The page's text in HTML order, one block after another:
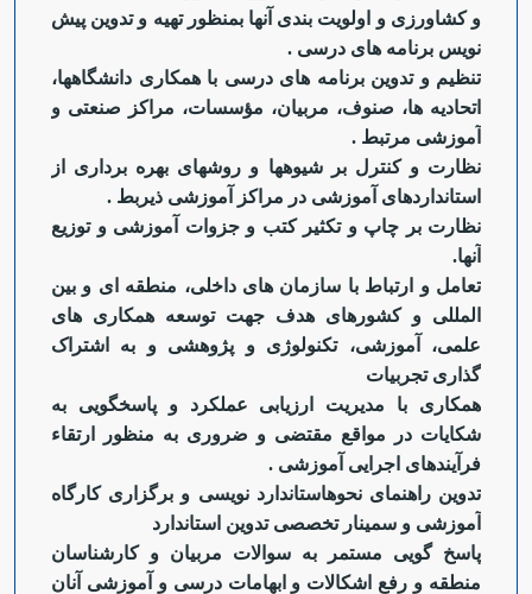
و کشاورزی و اولویت بندی آنها بمنظور تهیه و تدوین پیش
نویس برنامه های درسی .
تنظیم و تدوین برنامه های درسی با همکاری دانشگاهها،
اتحادیه ها، صنوف، مربیان، مؤسسات، مراکز صنعتی و
آموزشی مرتبط .
نظارت و کنترل بر شیوه‏ها و روش‏های بهره برداری از
استانداردهای آموزشی در مراکز آموزشی ذیربط .
نظارت بر چاپ و تکثیر کتب و جزوات آموزشی و توزیع
آنها.
تعامل و ارتباط با سازمان های داخلی، منطقه ای و بین
المللی و کشورهای هدف جهت توسعه همکاری های
علمی، آموزشی، تکنولوژی و پژوهشی و به اشتراک
گذاری تجربیات
همکاری با مدیریت ارزیابی عملکرد و پاسخگویی به
شکایات در مواقع مقتضی و ضروری به منظور ارتقاء
فرآیندهای اجرایی آموزشی .
تدوین راهنمای نحوهاستاندارد نویسی و برگزاری کارگاه
آموزشی و سمینار تخصصی تدوین استاندارد
پاسخ گویی مستمر به سوالات مربیان و کارشناسان
منطقه و رفع اشکالات و ابهامات درسی و آموزشی آنان